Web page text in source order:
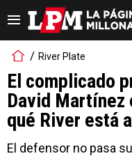
River Plate
El complicado
David Martínez
qué River está
El defensor no pasa